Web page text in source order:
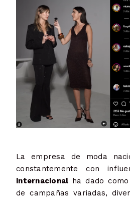
La empresa de moda
constantemente con
internacional ha dado
de campañas variadas,